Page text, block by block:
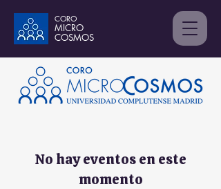
CORO
MICRO
COSMOS
No hay eventos en este
momento